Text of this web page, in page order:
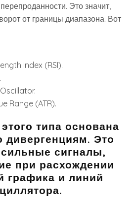
Это значит,
от границы диапазона. Вот
Index (RSI).
Range (ATR).
типа основана
дивергенциям. Это
сигналы,
при расхождении
графика и линий